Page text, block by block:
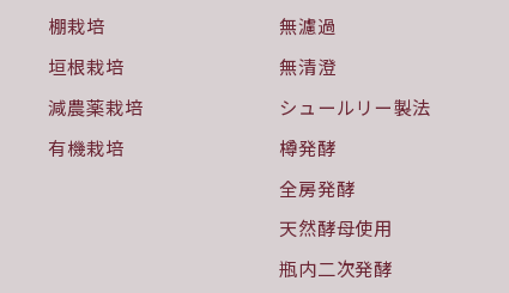
棚栽培
垣根栽培
減農薬栽培
有機栽培
無濾過
無清澄
シュールリー製法
樽発酵
全房発酵
天然酵母使用
瓶内二次発酵